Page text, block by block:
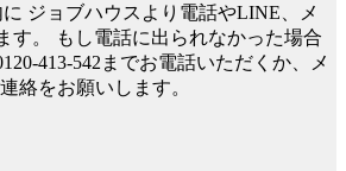
ジョブハウスより電話やLINE、メ
す。
もし電話に出られなかった場合
413-542までお電話いただくか、メ
絡をお願いします。